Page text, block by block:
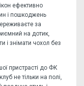
ефективно
і пошкоджень
за
на дотик,
і знімати чохол без
пристрасті до ФК
не тільки на полі,